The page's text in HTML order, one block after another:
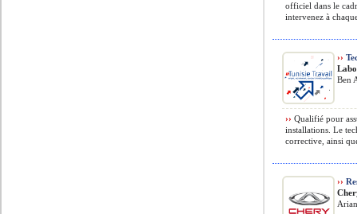
officiel dans le
intervenez à
››
Ben
›› Qualifié pour
installations. Le
corrective, ainsi
››